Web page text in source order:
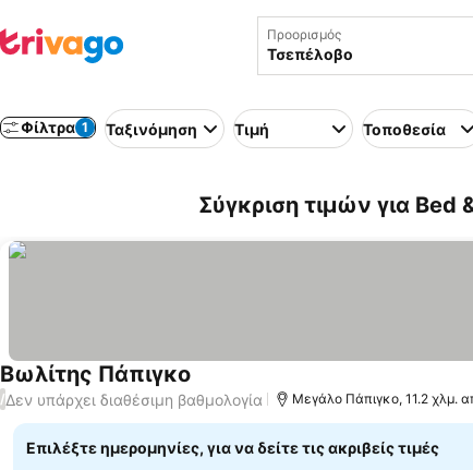
Προορισμός
Φίλτρα 1 Ταξινόμηση Τιμή Τοποθεσία
Σύγκριση τιμών για
Βωλίτης Πάπιγκο
/Δεν υπάρχει διαθέσιμη βαθμολογία Μεγάλο Πάπιγκο, 11.2 χλμ.
Επιλέξτε ημερομηνίες, για να δείτε τις ακριβείς τιμές